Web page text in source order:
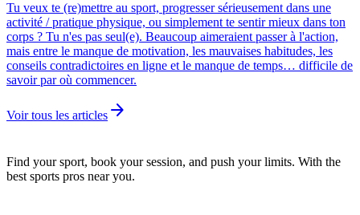
Tu veux te (re)mettre au sport, progresser sérieusement dans une
activité / pratique physique, ou simplement te sentir mieux dans ton
corps ? Tu n'es pas seul(e). Beaucoup aimeraient passer à l'action,
mais entre le manque de motivation, les mauvaises habitudes, les
conseils contradictoires en ligne et le manque de temps… difficile de
savoir par où commencer.
Voir tous les articles arrow_forward
Find your sport, book your session, and push your limits. With the
best sports pros near you.